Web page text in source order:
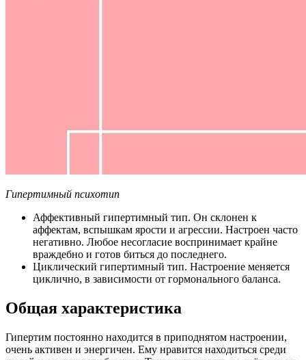
Гипертимный психотип
Аффективный гипертимный тип. Он склонен к
аффектам, вспышкам ярости и агрессии. Настроен часто
негативно. Любое несогласие воспринимает крайне
враждебно и готов биться до последнего.
Циклический гипертимный тип. Настроение меняется
циклично, в зависимости от гормонального баланса.
Общая характеристика
Гипертим постоянно находится в приподнятом настроении,
очень активен и энергичен. Ему нравится находиться среди